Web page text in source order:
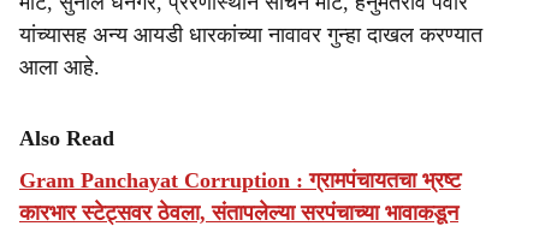
यांच्यासह अन्य आयडी धारकांच्या नावावर गुन्हा दाखल करण्यात
आला आहे.
Also Read
Gram Panchayat Corruption : ग्रामपंचायतचा भ्रष्ट
कारभार स्टेट्सवर ठेवला, संतापलेल्या सरपंचाच्या भावाकडून